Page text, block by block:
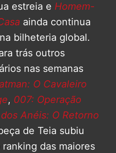
estreia e Homem-
ainda continua
bilheteria global.
trás outros
nas semanas
O Cavaleiro
, 007: Operação
Anéis: O Retorno
de Teia subiu
das maiores